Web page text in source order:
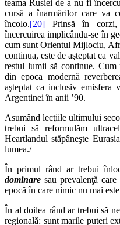
teama Rusiei de a nu fi
cursă a înarmărilor care va
încolo.[20] Prinsă în corzi,
încercuirea implicându-se în
cum sunt Orientul Mijlociu,
continua, este de aşteptat ca
restul lumii să continue. Cum
din epoca modernă
aşteptat ca inclusiv emisfera
Argentinei în anii ’90.
Asumând lecţiile ultimului
trebui să reformulăm
Heartlandul stăpâneşte
lumea./
În primul rând ar trebui
dominare sau prevalenţă
epocă în care nimic nu mai
În al doilea rând ar trebui să
regională: sunt marile puteri